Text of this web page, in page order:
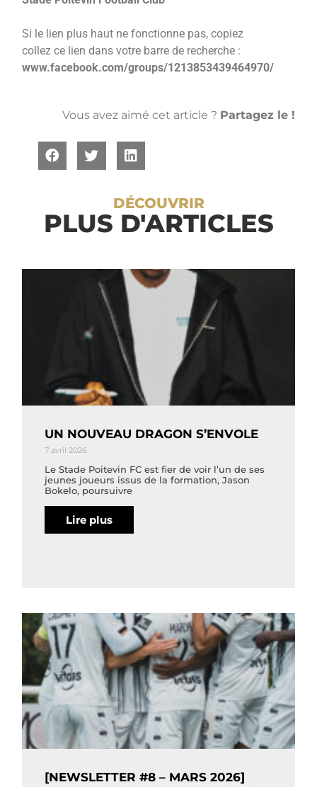
Si le lien plus haut ne fonctionne pas, copiez
collez ce lien dans votre barre de recherche :
www.facebook.com/groups/1213853439464970/
Vous avez aimé cet article ? Partagez le !
DÉCOUVRIR
PLUS D'ARTICLES
UN NOUVEAU DRAGON S’ENVOLE
7 avril 2026
Le Stade Poitevin FC est fier de voir l’un de ses
jeunes joueurs issus de la formation, Jason
Bokelo, poursuivre
Lire plus
[NEWSLETTER #8 – MARS 2026]